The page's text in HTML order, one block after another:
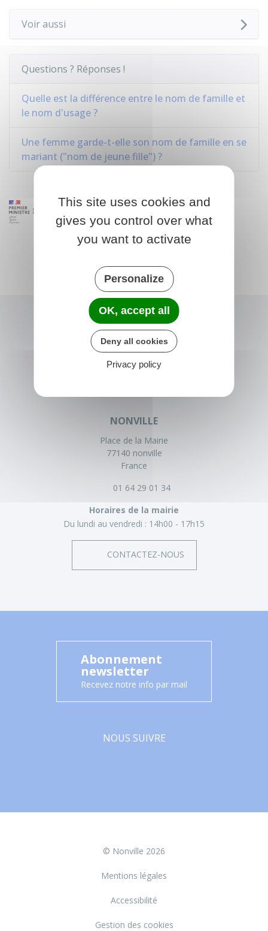
Voir aussi
Questions ? Réponses !
Quelle est la différence entre le nom de famille et
le nom d'usage ?
Une femme garde-t-elle son nom de famille en se
mariant ("nom de jeune fille") ?
NONVILLE
Place de la Mairie
77140 nonville
France
01 64 29 01 34
Horaires de la mairie
Du lundi au vendredi : 14h00 - 17h15
CONTACTEZ-NOUS
Abonnement
newsletter
Recevez notre info par mail
NOUS SUIVRE
© Nonville 2026
Mentions légales
Accessibilité
Gestion des cookies
This site uses cookies and
gives you control over what
you want to activate
Personalize
OK, accept all
Deny all cookies
Privacy policy